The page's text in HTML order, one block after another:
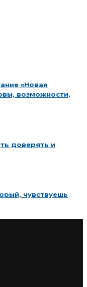
«Новая
возможности,
доверять и
чувствуешь